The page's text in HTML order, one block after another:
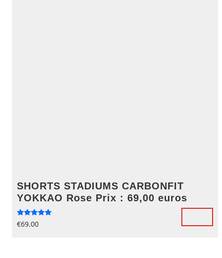
SHORTS STADIUMS CARBONFIT
YOKKAO Rose Prix : 69,00 euros
Note
5.00
€69.00